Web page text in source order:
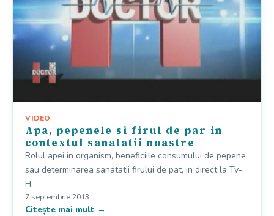
VIDEO
Apa, pepenele si firul de par in
contextul sanatatii noastre
Rolul apei in organism, beneficiile consumului de pepene
sau determinarea sanatatii firului de pat, in direct la Tv-
H.
7 septembrie 2013
Citește mai mult →